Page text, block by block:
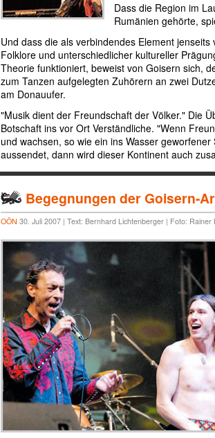
Dass die Region im
Rumänien gehörte,
Und dass die als verbindendes Element jenseits
Folklore und unterschiedlicher kultureller
Theorie funktioniert, beweist von Goisern sich,
zum Tanzen aufgelegten Zuhörern an zwei
am Donauufer.
"Musik dient der Freundschaft der Völker." Die
Botschaft ins vor Ort Verständliche. "Wenn
und wachsen, so wie ein ins Wasser geworfener
aussendet, dann wird dieser Kontinent auch
Begegnungen der Goisern-
OÖN 30. Juli 2007 | Text: Bernhard Lichtenberger | Foto: Rainer